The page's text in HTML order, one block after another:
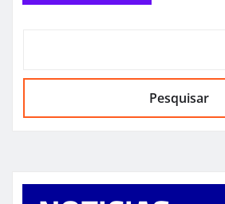
Pesquisar